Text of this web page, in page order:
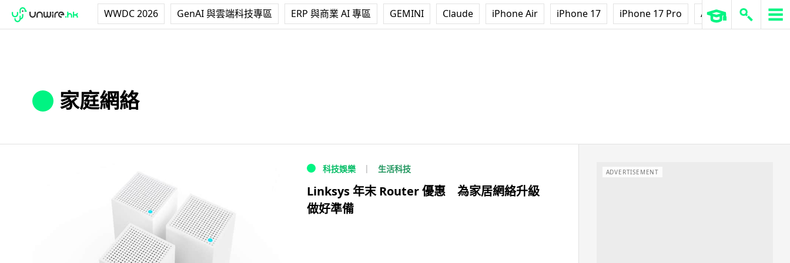
WWDC 2026 GenAI 與雲端科技專區 ERP 與商業 AI 專區 GEMINI Claude iPhone Air iPhone 17 iPhone 17 Pro AirPods Pro 3
家庭網絡
科技娛樂 生活科技
Linksys 年末 Router 優惠 為家居網絡升級
做好準備
ADVERTISEMENT